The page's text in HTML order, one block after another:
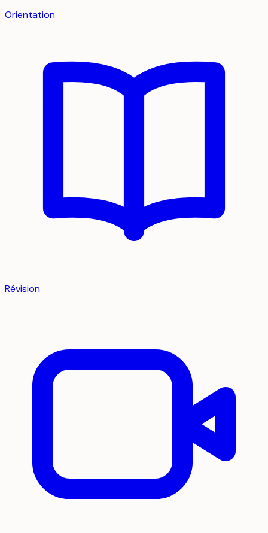
Orientation
Révision